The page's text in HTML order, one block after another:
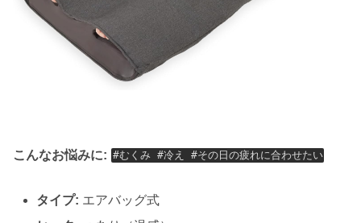
こんなお悩みに: #むくみ #冷え #その日の疲れに合わせたい
タイプ: エアバッグ式